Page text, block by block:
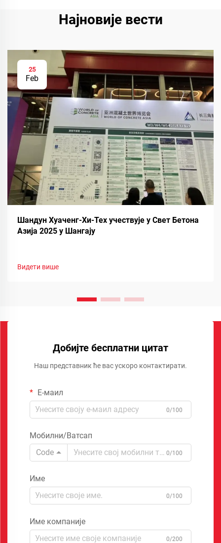
Најновије вести
25
Feb
Шандун Хуаченг-Хи-Тех учествује у Свет Бетона
Азија 2025 у Шангају
Видети више
Добијте бесплатни цитат
Наш представник ће вас ускоро контактирати.
Е-маил
0/100
Мобилни/Ватсап
Code
0/100
Име
0/100
Име компаније
0/200